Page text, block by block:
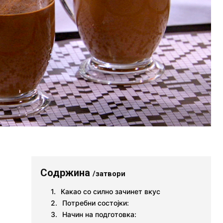
Содржина/затвори
Какао со силно зачинет вкус
Потребни состојки:
Начин на подготовка: